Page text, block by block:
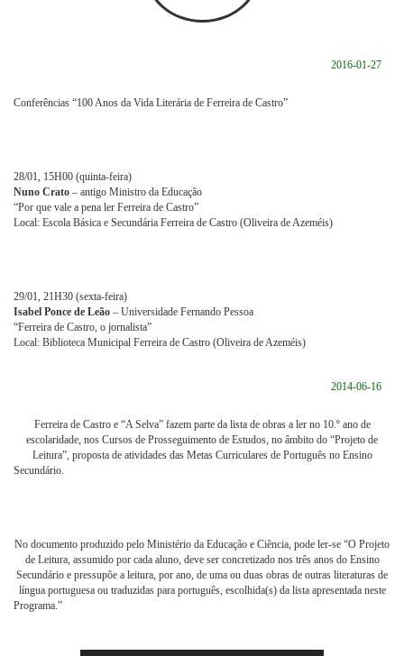
2016-01-27
Conferências “100 Anos da Vida Literária de Ferreira de Castro”
28/01, 15H00 (quinta-feira)
Nuno Crato – antigo Ministro da Educação
“Por que vale a pena ler Ferreira de Castro”
Local: Escola Básica e Secundária Ferreira de Castro (Oliveira de Azeméis)
29/01, 21H30 (sexta-feira)
Isabel Ponce de Leão – Universidade Fernando Pessoa
“Ferreira de Castro, o jornalista”
Local: Biblioteca Municipal Ferreira de Castro (Oliveira de Azeméis)
2014-06-16
Ferreira de Castro e “A Selva” fazem parte da lista de obras a ler no 10.º ano de
escolaridade, nos Cursos de Prosseguimento de Estudos, no âmbito do “Projeto de
Leitura”, proposta de atividades das Metas Curriculares de Português no Ensino
Secundário.
No documento produzido pelo Ministério da Educação e Ciência, pode ler-se “O Projeto
de Leitura, assumido por cada aluno, deve ser concretizado nos três anos do Ensino
Secundário e pressupõe a leitura, por ano, de uma ou duas obras de outras literaturas de
língua portuguesa ou traduzidas para português, escolhida(s) da lista apresentada neste
Programa.”